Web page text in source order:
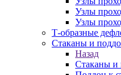
Узлы
Узлы
Т-образные
Стаканы и
Назад
Стаканы и